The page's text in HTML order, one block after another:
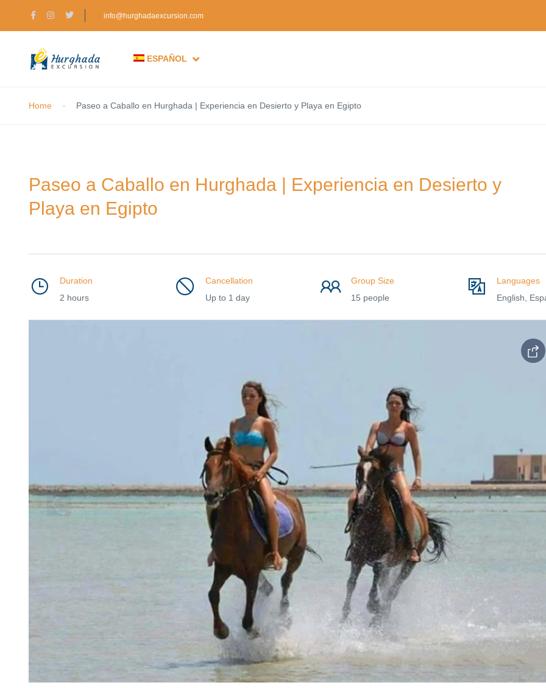
info@hurghadaexcursion.com
ESPAÑOL
Home Paseo a Caballo en Hurghada | Experiencia en Desierto y Playa en Egipto
Paseo a Caballo en Hurghada | Experiencia en Desierto y
Playa en Egipto
Duration
2 hours
Cancellation
Up to 1 day
Group Size
15 people
Languages
English,